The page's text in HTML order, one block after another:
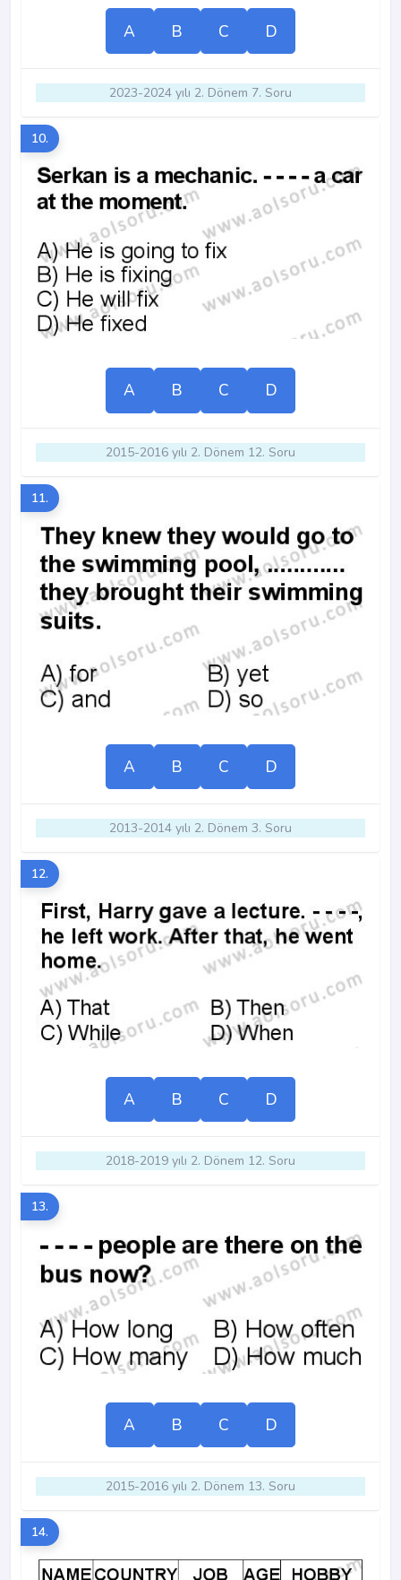
A B C D
2023-2024 yılı 2. Dönem 7. Soru
10.
A B C D
2015-2016 yılı 2. Dönem 12. Soru
11.
A B C D
2013-2014 yılı 2. Dönem 3. Soru
12.
A B C D
2018-2019 yılı 2. Dönem 12. Soru
13.
A B C D
2015-2016 yılı 2. Dönem 13. Soru
14.